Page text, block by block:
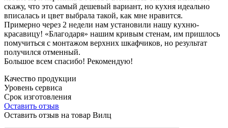
скажу, что это самый дешевый вариант, но кухня идеально
вписалась и цвет выбрала такой, как мне нравится.
Примерно через 2 недели нам установили нашу кухню-
красавицу! «Благодаря» нашим кривым стенам, им пришлось
помучиться с монтажом верхних шкафчиков, но результат
получился отменный.
Большое всем спасибо! Рекомендую!
Качество продукции
Уровень сервиса
Срок изготовления
Оставить отзыв
Оставить отзыв на товар Вилц